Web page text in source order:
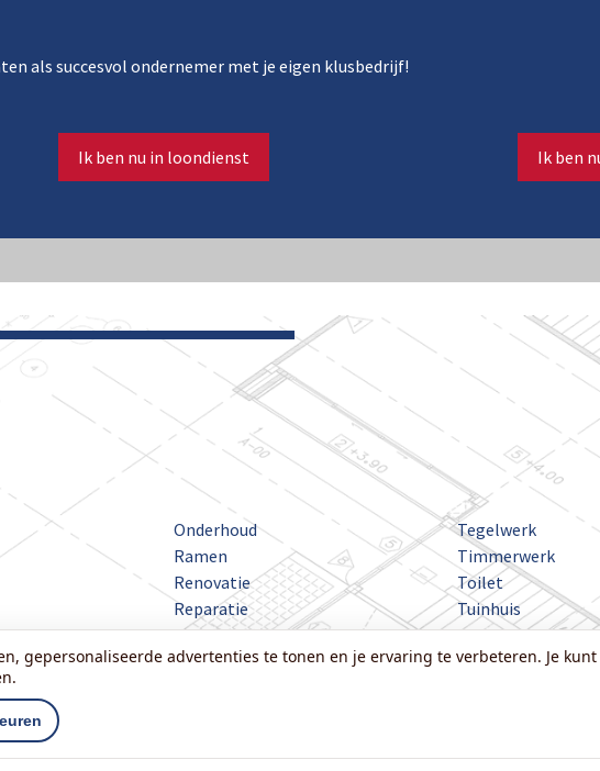
als succesvol ondernemer met je eigen klusbedrijf!
Ik ben nu in loondienst Ik ben
Onderhoud
Ramen
Renovatie
Reparatie
Sanitair
Schilderwerk
Tegelwerk
Timmerwerk
Toilet
Tuinhuis
Veranda
Vloer
gepersonaliseerde advertenties te tonen en je ervaring te verbeteren. Je kunt